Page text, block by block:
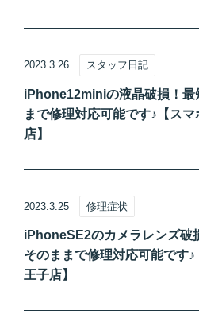
2023.3.26 スタッフ日記
iPhone12miniの液晶破損！最
まで修理対応可能です♪【ス
店】
2023.3.25 修理症状
iPhoneSE2のカメラレンズ破
そのままで修理対応可能です
王子店】